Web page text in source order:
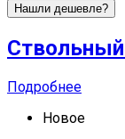
Нашли дешевле?
Подробнее
Новое